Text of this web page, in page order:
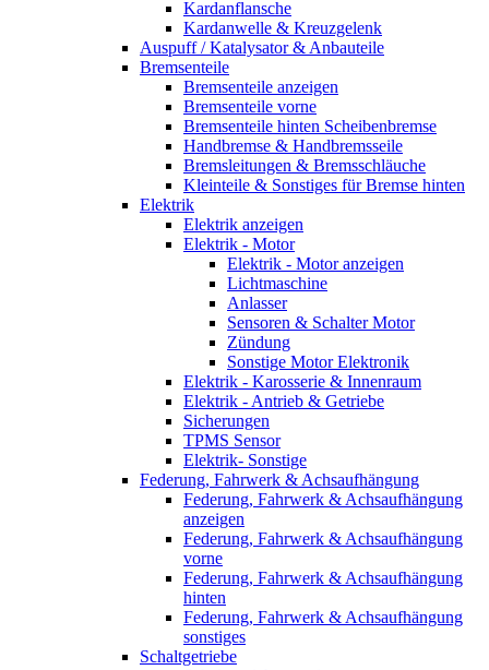
Kardanflansche
Kardanwelle & Kreuzgelenk
Auspuff / Katalysator & Anbauteile
Bremsenteile
Bremsenteile anzeigen
Bremsenteile vorne
Bremsenteile hinten Scheibenbremse
Handbremse & Handbremsseile
Bremsleitungen & Bremsschläuche
Kleinteile & Sonstiges für Bremse hinten
Elektrik
Elektrik anzeigen
Elektrik - Motor
Elektrik - Motor anzeigen
Lichtmaschine
Anlasser
Sensoren & Schalter Motor
Zündung
Sonstige Motor Elektronik
Elektrik - Karosserie & Innenraum
Elektrik - Antrieb & Getriebe
Sicherungen
TPMS Sensor
Elektrik- Sonstige
Federung, Fahrwerk & Achsaufhängung
Federung, Fahrwerk & Achsaufhängung
anzeigen
Federung, Fahrwerk & Achsaufhängung
vorne
Federung, Fahrwerk & Achsaufhängung
hinten
Federung, Fahrwerk & Achsaufhängung
sonstiges
Schaltgetriebe